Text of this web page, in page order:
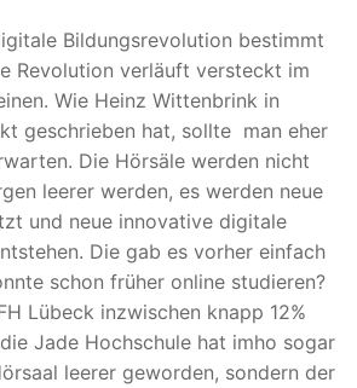
Bildungsrevolution bestimmt
Revolution verläuft versteckt im
Wie Heinz Wittenbrink in
geschrieben hat, sollte man eher
Die Hörsäle werden nicht
leerer werden, es werden neue
und neue innovative digitale
Die gab es vorher einfach
schon früher online studieren?
Lübeck inzwischen knapp 12%
Jade Hochschule hat imho sogar
leerer geworden, sondern der